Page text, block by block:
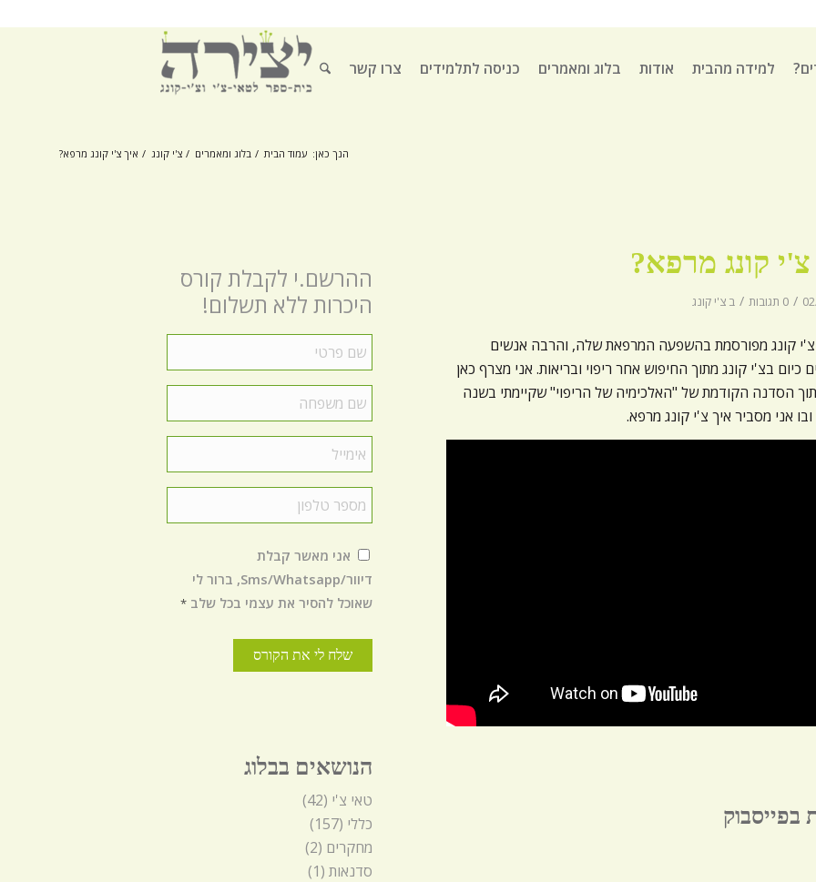
למידה מהבית אודות בלוג ומאמרים כניסה לתלמידים צרו קשר
הנך כאן: עמוד הבית / בלוג ומאמרים / צ'י קונג / איך צ'י קונג מרפא?
קונג מרפא?
/ 0 תגובות / ב צ'י קונג
קונג מפורסמת בהשפעה המרפאת שלה, והרבה אנשים
כיום בצ'י קונג מתוך החיפוש אחר ריפוי ובריאות. אני מצרף כאן
הסדנה הקודמת של "האלכימיה של הריפוי" שקיימתי בשנה
אני מסביר איך צ'י קונג מרפא.
בפייסבוק
ההרשם.י לקבלת קורס
היכרות ללא תשלום!
פרטי
*
משפחה *
הסכמהאני מאשר קבלת
דיוור/Sms/Whatsapp, ברור לי
שאוכל להסיר את עצמי בכל שלב *
הנושאים בבלוג
טאי צ'י (42)
כללי (157)
מחקרים (2)
סדנאות (1)